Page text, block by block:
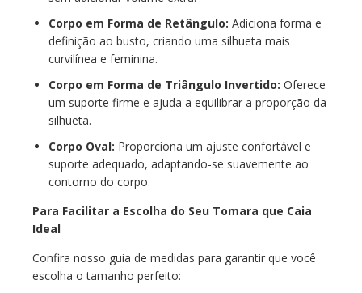
Corpo em Forma de Retângulo: Adiciona forma e
definição ao busto, criando uma silhueta mais
curvilínea e feminina.
Corpo em Forma de Triângulo Invertido: Oferece
um suporte firme e ajuda a equilibrar a proporção da
silhueta.
Corpo Oval: Proporciona um ajuste confortável e
suporte adequado, adaptando-se suavemente ao
contorno do corpo.
Para Facilitar a Escolha do Seu Tomara que Caia
Ideal
Confira nosso guia de medidas para garantir que você
escolha o tamanho perfeito: